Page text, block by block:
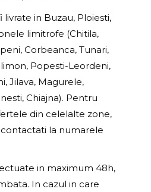
in Buzau, Ploiesti,
limitrofe (Chitila,
Corbeanca, Tunari,
Popesti-Leordeni,
Jilava, Magurele,
Chiajna). Pentru
din celelalte zone,
la numarele
in maximum 48h,
In cazul in care